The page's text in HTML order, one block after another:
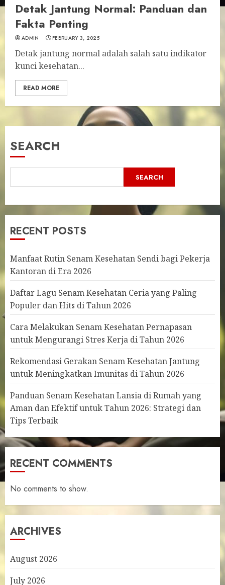
Detak Jantung Normal: Panduan dan
Fakta Penting
ADMIN FEBRUARY 3, 2025
Detak jantung normal adalah salah satu indikator
kunci kesehatan...
READ MORE
SEARCH
SEARCH
RECENT POSTS
Manfaat Rutin Senam Kesehatan Sendi bagi Pekerja
Kantoran di Era 2026
Daftar Lagu Senam Kesehatan Ceria yang Paling
Populer dan Hits di Tahun 2026
Cara Melakukan Senam Kesehatan Pernapasan
untuk Mengurangi Stres Kerja di Tahun 2026
Rekomendasi Gerakan Senam Kesehatan Jantung
untuk Meningkatkan Imunitas di Tahun 2026
Panduan Senam Kesehatan Lansia di Rumah yang
Aman dan Efektif untuk Tahun 2026: Strategi dan
Tips Terbaik
RECENT COMMENTS
No comments to show.
ARCHIVES
August 2026
July 2026